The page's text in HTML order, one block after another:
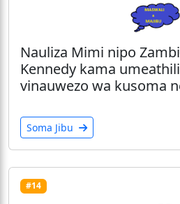
Nauliza Mimi nipo
Kennedy kama
vinauwezo wa kusoma
Soma Jibu
#14